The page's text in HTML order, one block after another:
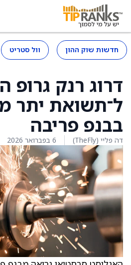
חדשות שוק ההון וול סטריט
דרוג רנק גרופ
ל־תשואת יתר
בבנפ פריבה
דה פליי (TheFly) 6 בפברואר 2026